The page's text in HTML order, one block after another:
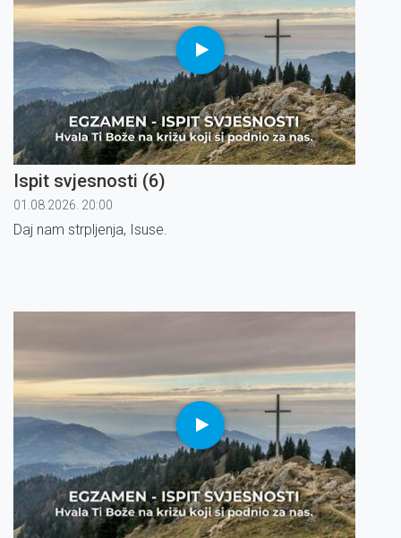
Ispit svjesnosti (6)
01.08.2026. 20:00
Daj nam strpljenja, Isuse.